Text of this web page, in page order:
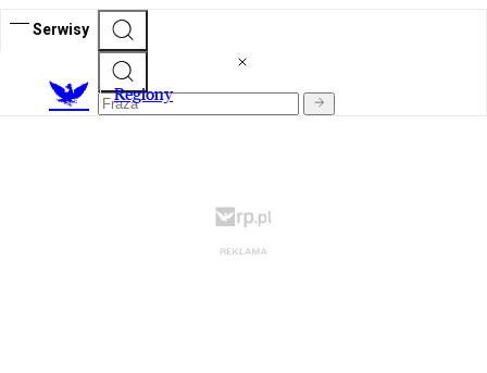
Serwisy
Regiony